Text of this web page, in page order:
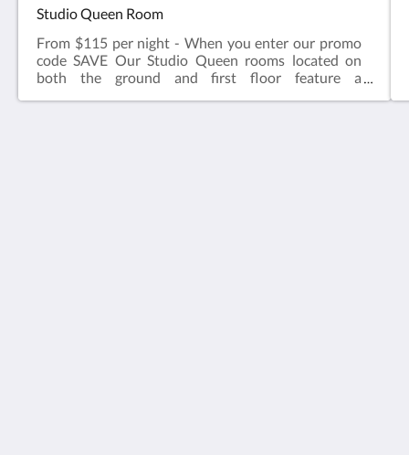
Studio Queen Room
From $115 per night - When you enter our promo
code SAVE Our Studio Queen rooms located on
both the ground and first floor feature a